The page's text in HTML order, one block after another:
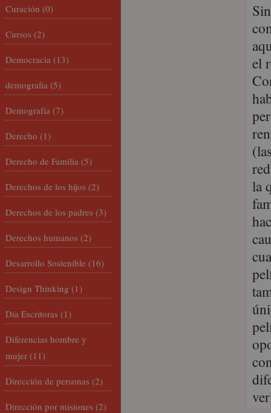
el
la
Curación (0)
Cursos (2)
Democracia (13)
demografia (5)
Demografía (7)
Derecho (1)
Derecho de Familia (5)
Derechos de los hijos (2)
Derechos de los padres (3)
Derechos humanos (2)
Desarrollo Sostenible (16)
Design Thinking (1)
Día Escritoras (1)
Diferencias hombre y
mujer (11)
Dirección de personas (2)
Dirección por misiones (2)